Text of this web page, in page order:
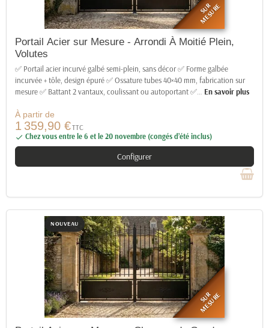
SUR
MESURE
Portail Acier sur Mesure - Arrondi À Moitié Plein,
Volutes
✅ Portail acier incurvé galbé semi-plein, sans décor ✅ Forme galbée
incurvée + tôle, design épuré ✅ Ossature tubes 40×40 mm, fabrication sur
mesure ✅ Battant 2 vantaux, coulissant ou autoportant ✅
En savoir plus
À partir de
1 359,90 €TTC
 Chez vous entre le 6 et le 20 novembre (congés d’été inclus)
Configurer
NOUVEAU
SUR
MESURE